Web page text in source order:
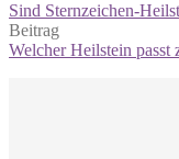
Sind Sternzeichen-
Beitrag
Welcher Heilstein passt